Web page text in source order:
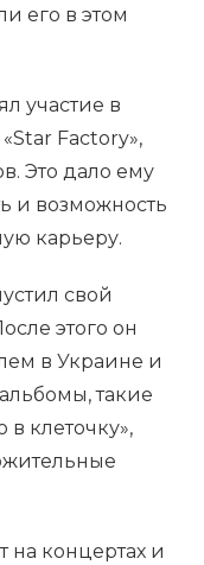
его в этом
участие в
Factory»,
Это дало ему
и возможность
карьеру.
свой
этого он
в Украине и
такие
в клеточку»,
на концертах и